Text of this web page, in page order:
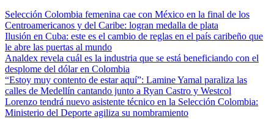
Selección Colombia femenina cae con México en la final de los
Centroamericanos y del Caribe: logran medalla de plata
Ilusión en Cuba: este es el cambio de reglas en el país caribeño que
le abre las puertas al mundo
Analdex revela cuál es la industria que se está beneficiando con el
desplome del dólar en Colombia
“Estoy muy contento de estar aquí”: Lamine Yamal paraliza las
calles de Medellín cantando junto a Ryan Castro y Westcol
Lorenzo tendrá nuevo asistente técnico en la Selección Colombia:
Ministerio del Deporte agiliza su nombramiento